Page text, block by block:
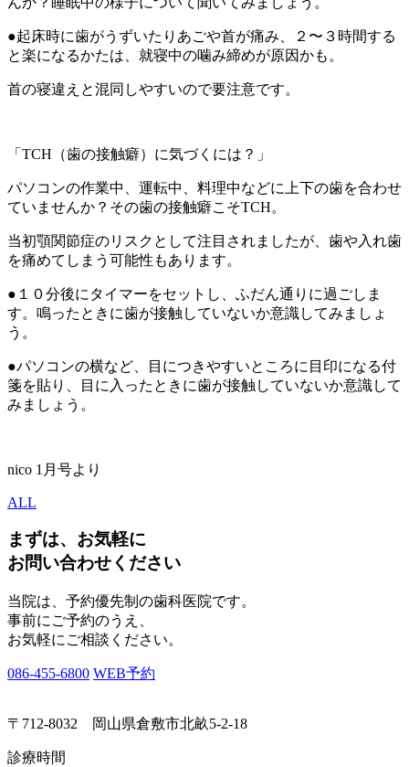
●起床時に歯がうずいたりあごや首が痛み、２〜３時間する
と楽になるかたは、就寝中の噛み締めが原因かも。
首の寝違えと混同しやすいので要注意です。
「TCH（歯の接触癖）に気づくには？」
パソコンの作業中、運転中、料理中などに上下の歯を合わせ
ていませんか？その歯の接触癖こそTCH。
当初顎関節症のリスクとして注目されましたが、歯や入れ歯
を痛めてしまう可能性もあります。
●１０分後にタイマーをセットし、ふだん通りに過ごしま
す。鳴ったときに歯が接触していないか意識してみましょ
う。
●パソコンの横など、目につきやすいところに目印になる付
箋を貼り、目に入ったときに歯が接触していないか意識して
みましょう。
nico 1月号より
ALL
まずは、お気軽に
お問い合わせください
当院は、予約優先制の歯科医院です。
事前にご予約のうえ、
お気軽にご相談ください。
086-455-6800 WEB予約
〒712-8032 岡山県倉敷市北畝5-2-18
診療時間